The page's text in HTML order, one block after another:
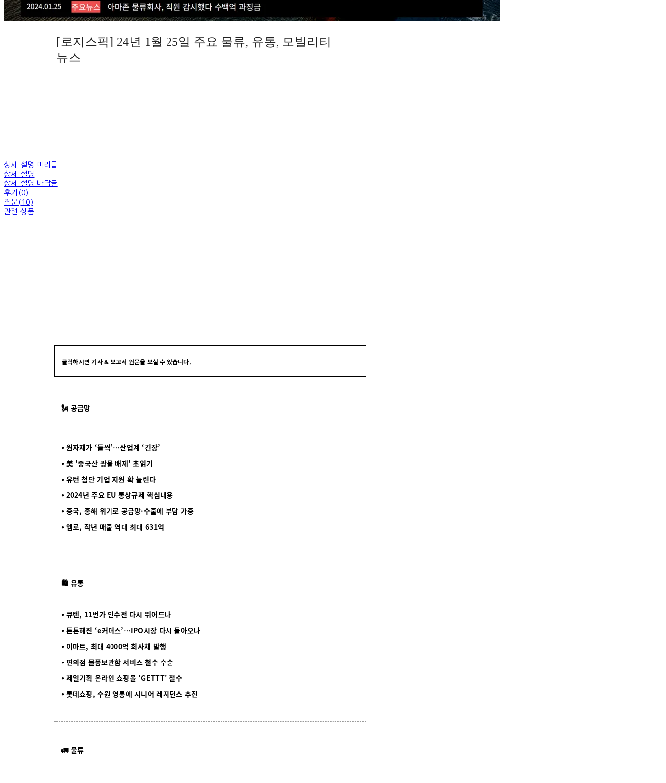
[로지스픽] 24년 1월 25일 주요 물류, 유통, 모빌리티
뉴스
상세 설명 머리글
상세 설명
상세 설명 바닥글
후기(0)
질문(10)
관련 상품
클릭하시면 기사 & 보고서 원문을 보실 수 있습니다.
🗽 공급망
⦁ 원자재가 ‘들썩’…산업계 ‘긴장’
⦁ 美 '중국산 광물 배제' 초읽기
⦁ 유턴 첨단 기업 지원 확 늘린다
⦁ 2024년 주요 EU 통상규제 핵심내용
⦁ 중국, 홍해 위기로 공급망·수출에 부담 가중
⦁ 엠로, 작년 매출 역대 최대 631억
🛍️ 유통
⦁ 큐텐, 11번가 인수전 다시 뛰어드나
⦁ 튼튼해진 ‘e커머스’…IPO시장 다시 돌아오나
⦁ 이마트, 최대 4000억 회사채 발행
⦁ 편의점 물품보관함 서비스 철수 수순
⦁ 제일기획 온라인 쇼핑몰 'GETTT' 철수
⦁ 롯데쇼핑, 수원 영통에 시니어 레지던스 추진
🚛 물류